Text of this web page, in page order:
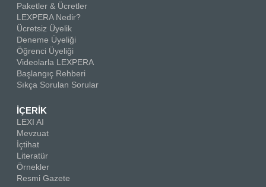
Paketler & Ücretler
LEXPERA Nedir?
Ücretsiz Üyelik
Deneme Üyeliği
Öğrenci Üyeliği
Videolarla LEXPERA
Başlangıç Rehberi
Sıkça Sorulan Sorular
İÇERİK
LEXI AI
Mevzuat
İçtihat
Literatür
Örnekler
Resmi Gazete